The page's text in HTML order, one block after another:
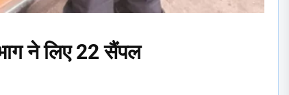
ने लिए 22 सैंपल